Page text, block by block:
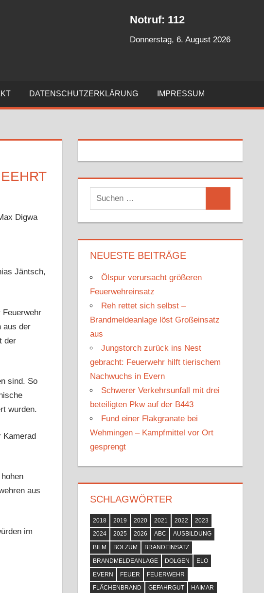
Notruf: 112
Donnerstag, 6. August 2026
DATENSCHUTZERKLÄRUNG IMPRESSUM
Digwa
Jäntsch,
aus der
der
sind. So
wurden.
Kamerad
aus
im
u
c
h
e
n
a
c
h
:
NEUESTE BEITRÄGE
Ölspur verursacht größeren
Feuerwehreinsatz
Reh rettet sich selbst –
Brandmeldeanlage löst Großeinsatz
aus
Jungstorch zurück ins Nest
gebracht: Feuerwehr hilft tierischem
Nachwuchs in Evern
Schwerer Verkehrsunfall mit drei
beteiligten Pkw auf der B443
Fund einer Flakgranate bei
Wehmingen – Kampfmittel vor Ort
gesprengt
SCHLAGWÖRTER
2018 2019 2020 2021 2022
2023
2024
2025 2026 ABC
AUSBILDUNG
BILM
BOLZUM
BRANDEINSATZ
BRANDMELDEANLAGE
DOLGEN
ELO
EVERN
FEUER
FEUERWEHR
FLÄCHENBRAND
GEFAHRGUT
HAIMAR